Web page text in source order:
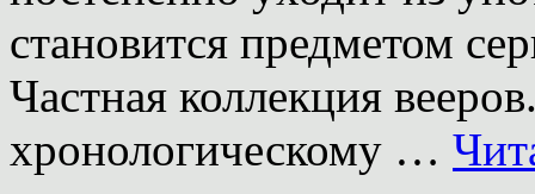
становится предметом
Частная коллекция
хронологическому …